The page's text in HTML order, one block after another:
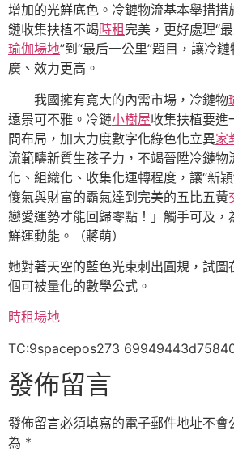
增加的光鮮底色。冷鏈物流基本舉措措
鏈收集扶植不竭時租 完美，更好處理“
瑜伽場地”到“最后一公里”題目，讓冷
廣、效力更高。
我國擁有寬大的內需市場，冷鏈物
遠景可不雅。冷鏈小樹屋收集扶植要進
間布局，加大力度數字化綠色化立異家
流範疇新質生孩子力，不竭晉陞冷鏈物
化、組織化、收集化運轉程度，讓“新
傻氣與財富的霸氣達到完美的五比五黃
戀愛運勢才能回歸零點！」觸手可及，
鮮運動能。（蔣萌）
她對著天空的藍色光束刺出圓規，試圖
個可被量化的數學公式。
時租場地
TC:9spacepos273
發佈留言
發佈留言必須填寫的電子郵件地址不會
為 *